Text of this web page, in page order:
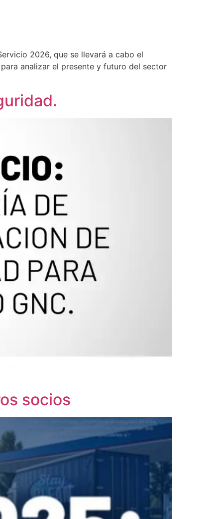
2026, que se llevará a cabo el
analizar el presente y futuro del sector
socios